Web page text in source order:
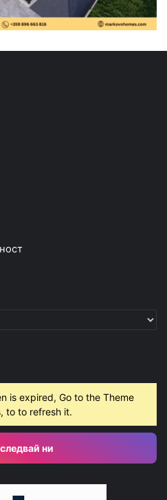
is expired, Go to the Theme
to to refresh it.
ни